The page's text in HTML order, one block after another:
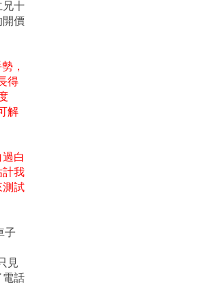
兄十
開價
，
得
解
白
計我
測試
子
見
電話